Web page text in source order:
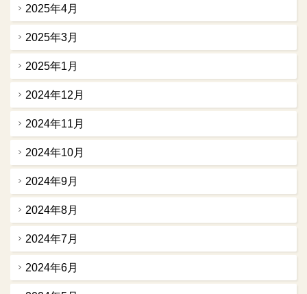
2025年4月
2025年3月
2025年1月
2024年12月
2024年11月
2024年10月
2024年9月
2024年8月
2024年7月
2024年6月